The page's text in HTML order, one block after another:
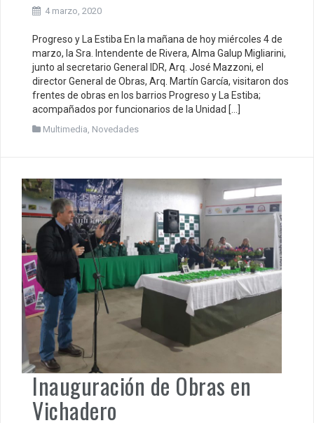
4 marzo, 2020
Progreso y La Estiba En la mañana de hoy miércoles 4 de
marzo, la Sra. Intendente de Rivera, Alma Galup Migliarini,
junto al secretario General IDR, Arq. José Mazzoni, el
director General de Obras, Arq. Martín García, visitaron dos
frentes de obras en los barrios Progreso y La Estiba;
acompañados por funcionarios de la Unidad […]
Multimedia, Novedades
Inauguración de Obras en
Vichadero